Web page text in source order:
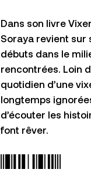
Dans son livre
Soraya revient sur
débuts dans le
rencontrées. Loin
quotidien d’une
longtemps
d’écouter les
font rêver.